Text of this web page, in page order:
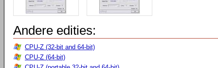
Andere edities:
CPU-Z (32-bit and 64-bit)
CPU-Z (64-bit)